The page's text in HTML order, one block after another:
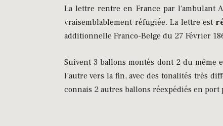
La lettre rentre en France par l'ambulant
vraisemblablement réfugiée. La lettre est
additionnelle Franco-Belge du 27 Février
Suivent 3 ballons montés dont 2 du même
l’autre vers la fin, avec des tonalités très
connais 2 autres ballons réexpédiés en port